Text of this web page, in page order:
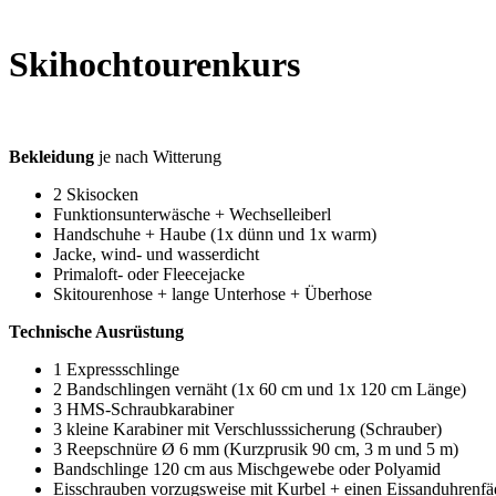
Skihochtourenkurs
Bekleidung je nach Witterung
2 Skisocken
Funktionsunterwäsche + Wechselleiberl
Handschuhe + Haube (1x dünn und 1x warm)
Jacke, wind- und wasserdicht
Primaloft- oder Fleecejacke
Skitourenhose + lange Unterhose + Überhose
Technische Ausrüstung
1 Expressschlinge
2 Bandschlingen vernäht (1x 60 cm und 1x 120 cm Länge)
3 HMS-Schraubkarabiner
3 kleine Karabiner mit Verschlusssicherung (Schrauber)
3 Reepschnüre Ø 6 mm (Kurzprusik 90 cm, 3 m und 5 m)
Bandschlinge 120 cm aus Mischgewebe oder Polyamid
Eisschrauben vorzugsweise mit Kurbel + einen